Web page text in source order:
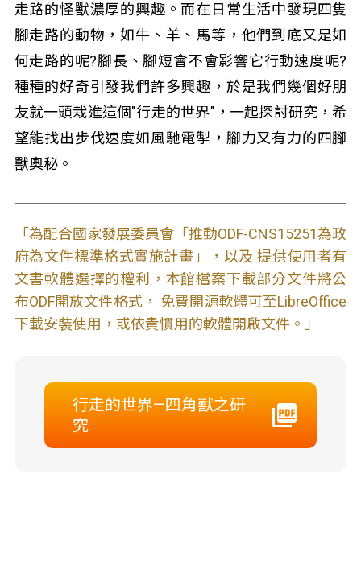
走路的怪獸濃厚的興趣。而在日常生活中發現四隻
腳走路的動物，如牛、羊、馬等，他們到底又是如
何走路的呢?腳長、腳短會不會影響它行動速度呢?
種種的好奇引發我們許多興趣，於是我們幾個好朋
友就一頭栽進這個"行走的世界"，一起探討研究，希
望能找出步伐速度如風馳電掣，腳力又有力的四腳
獸奧秘。
「為配合國家發展委員會「推動ODF-CNS15251為政
府為文件標準格式實施計畫」，以及 提供使用者有
文書軟體選擇的權利，本館檔案下載部分文件將公
布ODF開放文件格式， 免費開源軟體可至LibreOffice
下載安裝使用，或依貴慣用的軟體開啟文件。」
行走的世界—四角獸之研
究